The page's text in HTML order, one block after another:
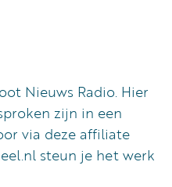
Nieuws Radio. Hier
zijn in een
via deze affiliate
steun je het werk